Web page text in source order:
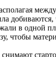
в одной
чтобы